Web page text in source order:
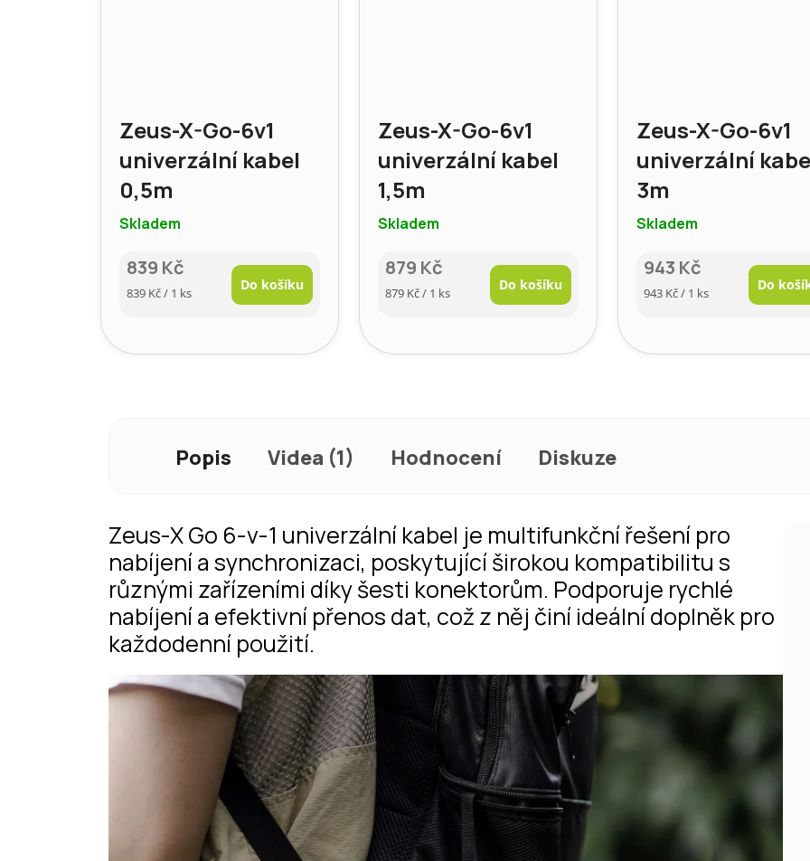
Zeus-X-Go-6v1
univerzální kabel
0,5m
Skladem
839 Kč
Měrná
839 Kč / 1 ks
Do košíku
Zeus-X-Go-6v1
univerzální kabel
1,5m
Skladem
879 Kč
Měrná
879 Kč / 1 ks
Do košíku
Zeus-X-Go-6v1
univerzální
3m
Skladem
943 Kč
Měrná
943 Kč / 1 ks
Do
Popis Videa (1) Hodnocení Diskuze
Zeus-X Go 6-v-1 univerzální kabel je multifunkční řešení pro
nabíjení a synchronizaci, poskytující širokou kompatibilitu s
různými zařízeními díky šesti konektorům. Podporuje rychlé
nabíjení a efektivní přenos dat, což z něj činí ideální doplněk pro
každodenní použití.